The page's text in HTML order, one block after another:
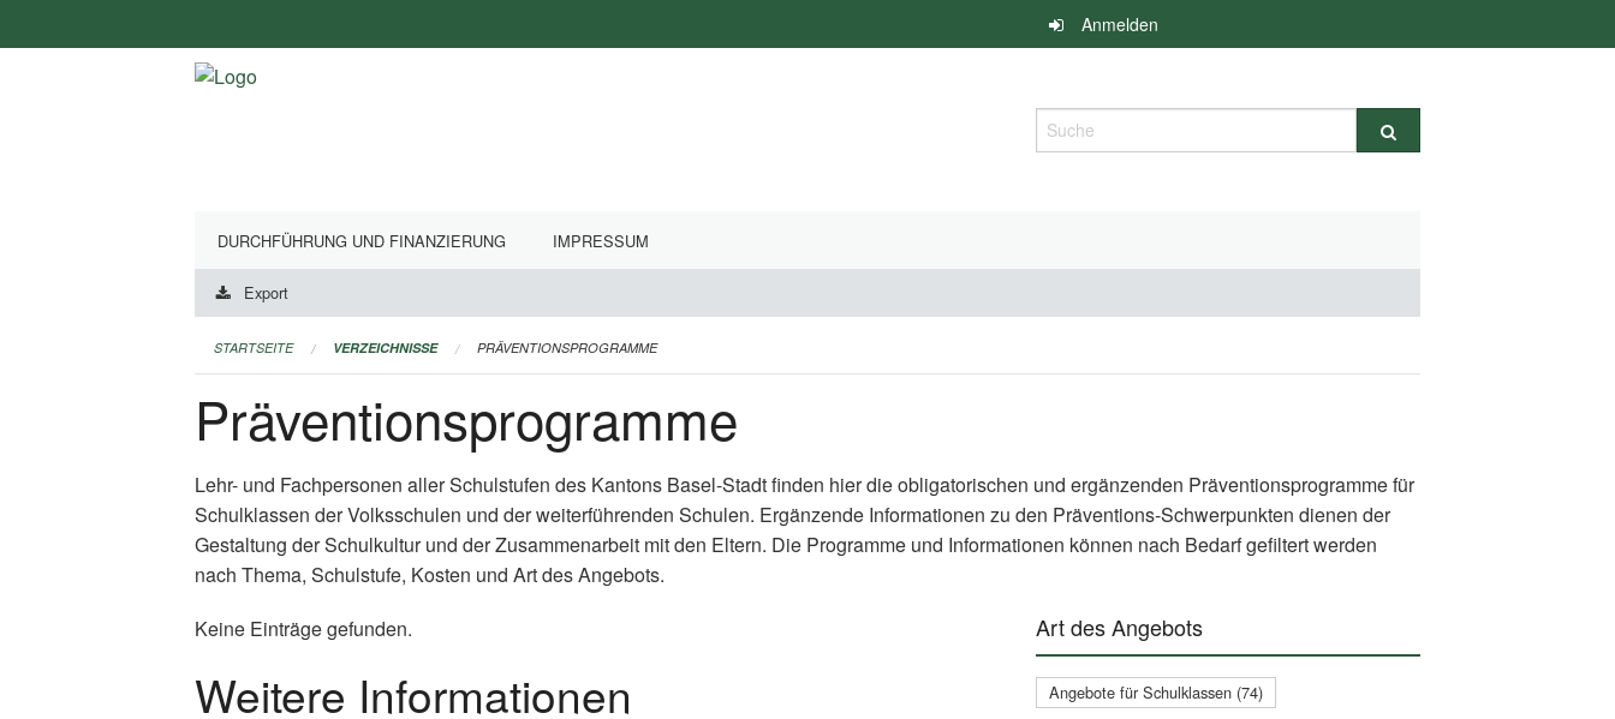
überspringen
Anmelden
Suche
DURCHFÜHRUNG UND FINANZIERUNG IMPRESSUM
Export
STARTSEITE VERZEICHNISSE PRÄVENTIONSPROGRAMME
Präventionsprogramme
Lehr- und Fachpersonen aller Schulstufen des Kantons Basel-Stadt finden hier die obligatorischen und ergänzenden Präventionsprogramme für
Schulklassen der Volksschulen und der weiterführenden Schulen. Ergänzende Informationen zu den Präventions-Schwerpunkten dienen der
Gestaltung der Schulkultur und der Zusammenarbeit mit den Eltern. Die Programme und Informationen können nach Bedarf gefiltert werden
nach Thema, Schulstufe, Kosten und Art des Angebots.
Keine Einträge gefunden.
Weitere Informationen
Art des Angebots
Angebote für Schulklassen (74)